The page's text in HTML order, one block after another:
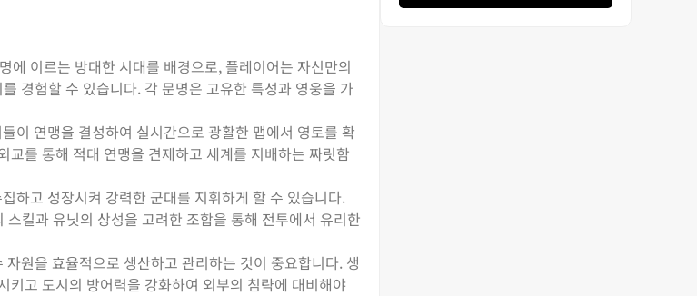
이르는 방대한 시대를 배경으로, 플레이어는 자신만의
경험할 수 있습니다. 각 문명은 고유한 특성과 영웅을 가
이 연맹을 결성하여 실시간으로 광활한 맵에서 영토를 확
를 통해 적대 연맹을 견제하고 세계를 지배하는 짜릿함
하고 성장시켜 강력한 군대를 지휘하게 할 수 있습니다.
킬과 유닛의 상성을 고려한 조합을 통해 전투에서 유리한
원을 효율적으로 생산하고 관리하는 것이 중요합니다. 생
고 도시의 방어력을 강화하여 외부의 침략에 대비해야